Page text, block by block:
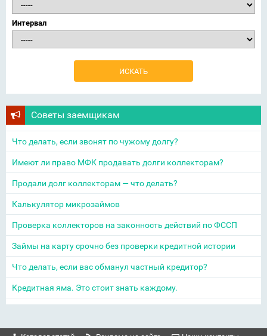
Интервал
Советы заемщикам
Что делать, если звонят по чужому долгу?
Имеют ли право МФК продавать долги коллекторам?
Продали долг коллекторам — что делать?
Калькулятор микрозаймов
Проверка коллекторов на законность действий по ФССП
Займы на карту срочно без проверки кредитной истории
Что делать, если вас обманул частный кредитор?
Кредитная яма. Это стоит знать каждому.